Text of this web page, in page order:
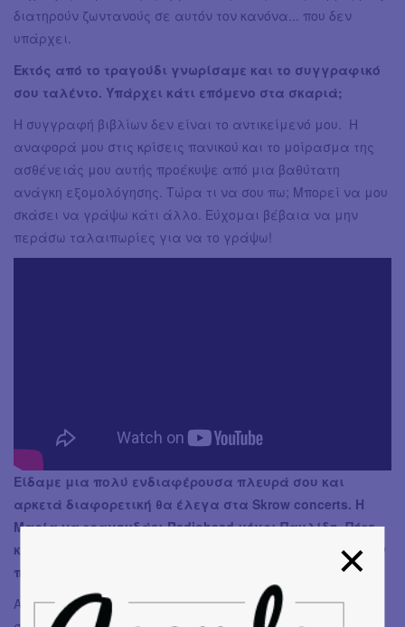
διατηρούν ζωντανούς σε αυτόν τον κανόνα... που δεν
υπάρχει.
Εκτός από το τραγούδι γνωρίσαμε και το συγγραφικό
σου ταλέντο. Υπάρχει κάτι επόμενο στα σκαριά;
Η συγγραφή βιβλίων δεν είναι το αντικείμενό μου. Η
αναφορά μου στις κρίσεις πανικού και το μοίρασμα της
ασθένειάς μου αυτής προέκυψε από μια βαθύτατη
ανάγκη εξομολόγησης. Τώρα τι να σου πω; Μπορεί να μου
σκάσει να γράψω κάτι άλλο. Εύχομαι βέβαια να μην
περάσω ταλαιπωρίες για να το γράψω!
Είδαμε μια πολύ ενδιαφέρουσα πλευρά σου και
αρκετά διαφορετική θα έλεγα στα Skrow concerts. Η
Μαρία να τραγουδάει Radiohead μέχρι Παυλίδη. Πότε
και πως σκοπεύεις να μας αποκαλύψεις και αυτήν την
πλευρά σου; Μας άρεσε…
Από τον Μάιο και μετά. Είναι η στιγμή για αυτή τη